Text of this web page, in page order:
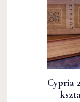
Cypria